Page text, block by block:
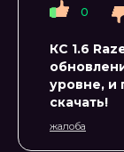
0
КС 1.6
уровне, и
скачать!
жалоба